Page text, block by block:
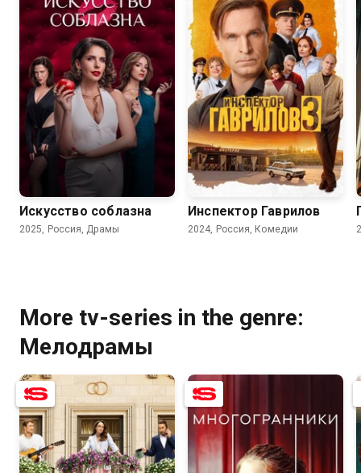
6.8 5.5
Искусство соблазна
2025, Россия, Драмы
8.2 7.5
Инспектор Гаврилов
2024, Россия, Комедии
More tv-series in the genre:
Мелодрамы